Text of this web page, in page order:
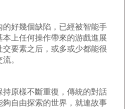
好幾個缺陷，已經被智能手
上任何操作帶來的游戲進展
要素之后，或多或少都能很
。
持原樣不斷重復，傳統的對話
自由探索的世界，就連故事